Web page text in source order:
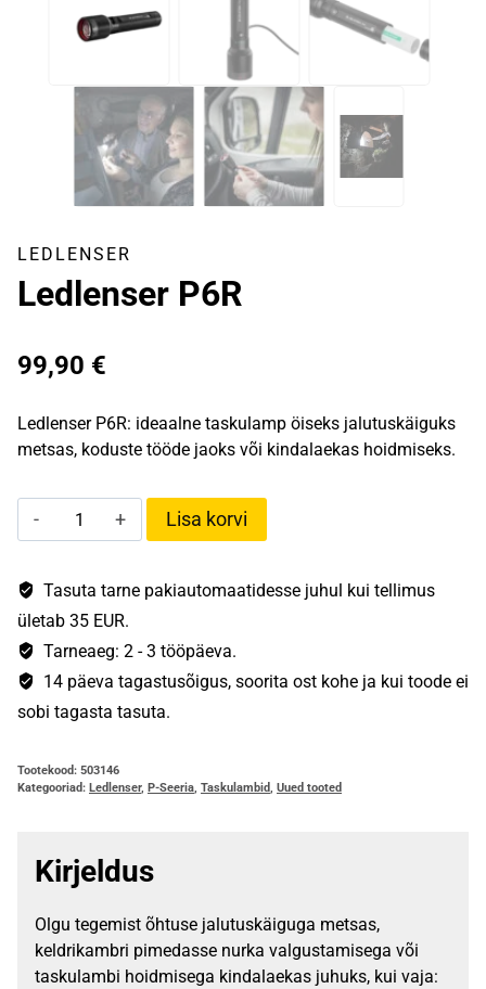
LEDLENSER
Ledlenser P6R
99,90 €
Ledlenser P6R: ideaalne taskulamp öiseks jalutuskäiguks
metsas, koduste tööde jaoks või kindalaekas hoidmiseks.
Ledlenser
P6R
Lisa korvi
Tasuta tarne pakiautomaatidesse juhul kui tellimus
ületab 35 EUR.
Tarneaeg: 2 - 3 tööpäeva.
14 päeva tagastusõigus, soorita ost kohe ja kui toode ei
sobi tagasta tasuta.
Tootekood: 503146
Kategooriad: Ledlenser, P-Seeria, Taskulambid, Uued tooted
Kirjeldus
Olgu tegemist õhtuse jalutuskäiguga metsas,
keldrikambri pimedasse nurka valgustamisega või
taskulambi hoidmisega kindalaekas juhuks, kui vaja: